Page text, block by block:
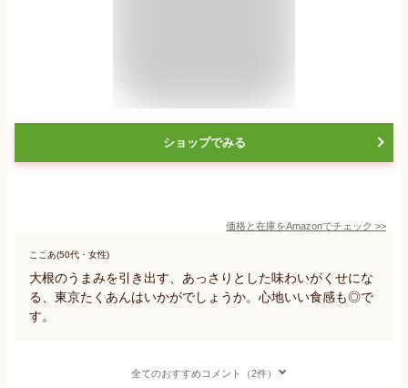
ショップでみる
価格と在庫をAmazonでチェック >>
ここあ(50代・女性)
大根のうまみを引き出す、あっさりとした味わいがくせにな
る、東京たくあんはいかがでしょうか。心地いい食感も◎で
す。
全てのおすすめコメント（2件）